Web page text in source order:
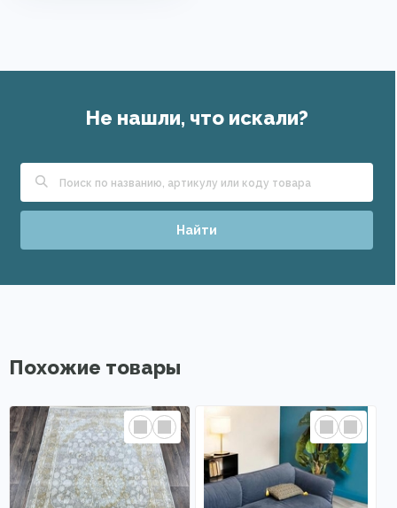
Не нашли, что искали?
Найти
Похожие товары